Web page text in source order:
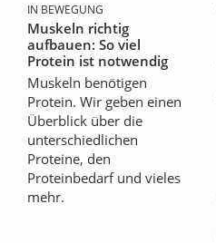
IN BEWEGUNG
Muskeln richtig
aufbauen: So viel
Protein ist notwendig
Muskeln benötigen
Protein. Wir geben einen
Überblick über die
unterschiedlichen
Proteine, den
Proteinbedarf und vieles
mehr.